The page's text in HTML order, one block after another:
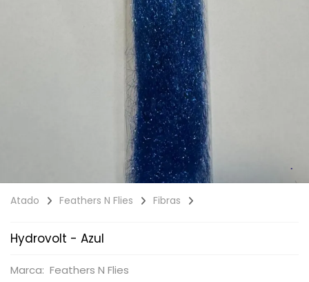
Atado Feathers N Flies Fibras
Hydrovolt - Azul
Marca: Feathers N Flies